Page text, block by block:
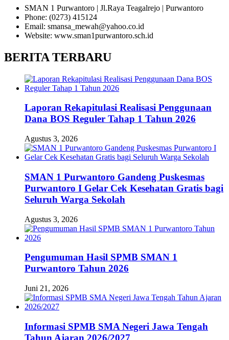
SMAN 1 Purwantoro | Jl.Raya Teagalrejo | Purwantoro
Phone: (0273) 415124
Email: smansa_mewah@yahoo.co.id
Website: www.sman1purwantoro.sch.id
BERITA TERBARU
Laporan Rekapitulasi Realisasi Penggunaan
Dana BOS Reguler Tahap 1 Tahun 2026
Agustus 3, 2026
SMAN 1 Purwantoro Gandeng Puskesmas
Purwantoro I Gelar Cek Kesehatan Gratis bagi
Seluruh Warga Sekolah
Agustus 3, 2026
Pengumuman Hasil SPMB SMAN 1
Purwantoro Tahun 2026
Juni 21, 2026
Informasi SPMB SMA Negeri Jawa Tengah
Tahun Ajaran 2026/2027